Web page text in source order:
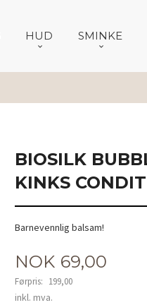
HUD SMINKE
BIOSILK
KINKS
Barnevennlig balsam!
Tilbud
NOK 69,00
Førpris: 199,00
Rabatt
inkl. mva.